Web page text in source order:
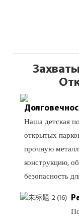
Наша детская
открытых
прочную
конструкцию,
безопасность